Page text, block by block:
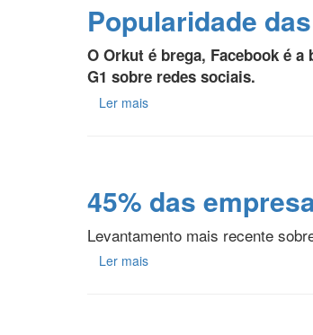
Popularidade
O Orkut é brega, Facebook é
G1 sobre redes sociais.
Ler mais
45% das
Levantamento mais recente
Ler mais